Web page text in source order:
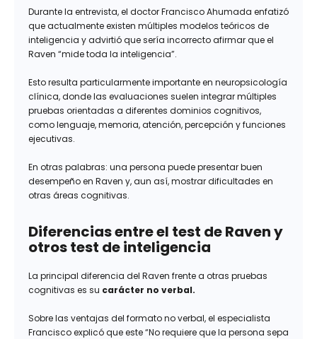
Durante la entrevista, el doctor Francisco Ahumada enfatizó
que actualmente existen múltiples modelos teóricos de
inteligencia y advirtió que sería incorrecto afirmar que el
Raven “mide toda la inteligencia”.
Esto resulta particularmente importante en neuropsicología
clínica, donde las evaluaciones suelen integrar múltiples
pruebas orientadas a diferentes dominios cognitivos,
como lenguaje, memoria, atención, percepción y funciones
ejecutivas.
En otras palabras: una persona puede presentar buen
desempeño en Raven y, aun así, mostrar dificultades en
otras áreas cognitivas.
Diferencias entre el test de Raven y
otros test de inteligencia
La principal diferencia del Raven frente a otras pruebas
cognitivas es su carácter no verbal.
Sobre las ventajas del formato no verbal, el especialista
Francisco explicó que este “No requiere que la persona sepa